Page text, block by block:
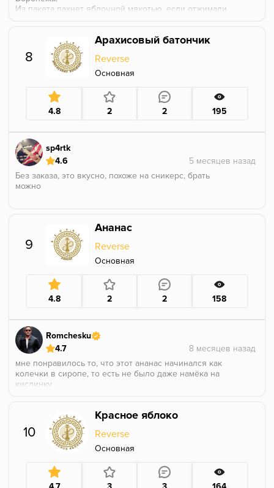
Из пакета пахнет яблочной мякотью, если отжимали
В начале сессии вкус не яркий, есть отчетливый
привкус сырья, но достаточно приятный. По мере
прокура вкус яблока усиливается.
Хорошее кисло-сладкое яблочко без аниса.
8
Арахисовый батончик
Reverse
Основная
4.8 2 2 195
sp4rtk
4.6
Без заказа, это вкусно, похоже на сникерс, брать
можно
9
Ананас
Reverse
Основная
4.8 2 2 158
Romchesku
4.7
мне понравилось то, что этот ананас начинался как
колечки в сиропе, то есть не было даже намёка на
кислинку
фрукт, с его мякотью и характерной травянистостью
аромка насыщенная
10
Красное яблоко
Reverse
Основная